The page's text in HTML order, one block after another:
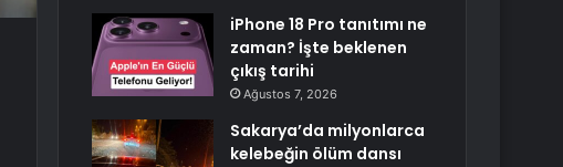
iPhone 18 Pro tanıtımı ne
zaman? İşte beklenen
çıkış tarihi
Ağustos 7, 2026
Sakarya’da milyonlarca
kelebeğin ölüm dansı